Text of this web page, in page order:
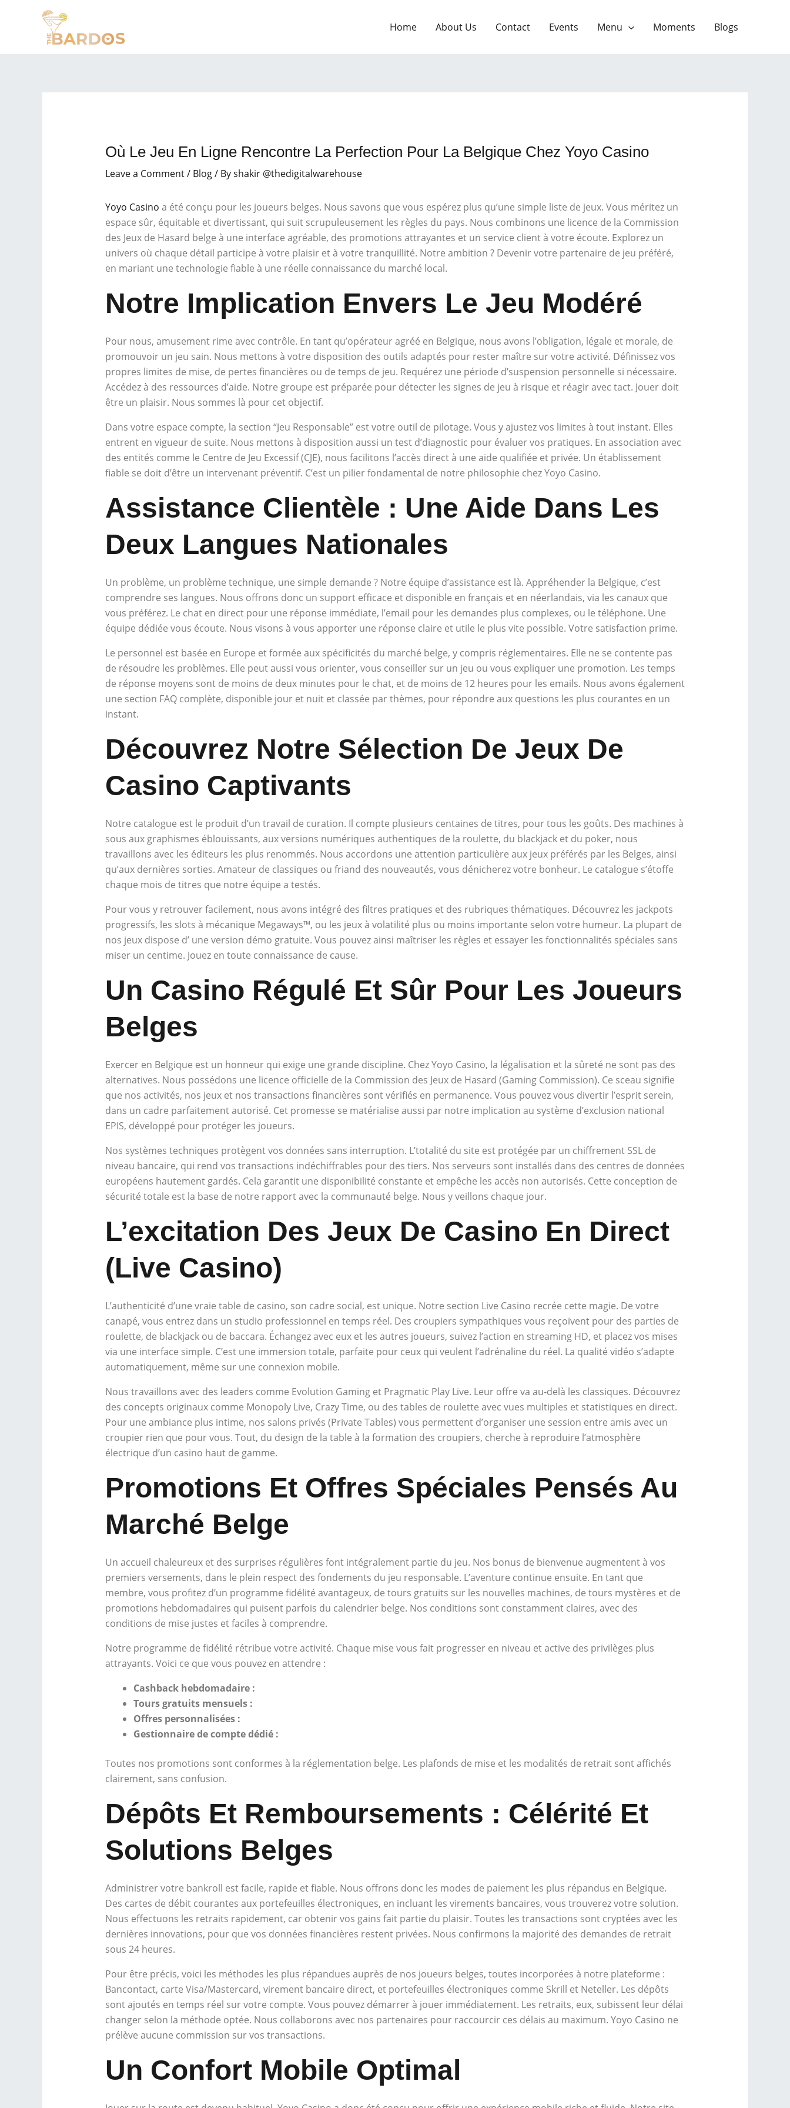
Home About Us Contact Events Menu Moments Blogs
Où Le Jeu En Ligne Rencontre La Perfection Pour La Belgique Chez Yoyo Casino
Leave a Comment/ Blog/ Byshakir @thedigitalwarehouse
Yoyo Casino a été conçu pour les joueurs belges. Nous savons que vous espérez plus qu’une simple liste de jeux. Vous méritez un
espace sûr, équitable et divertissant, qui suit scrupuleusement les règles du pays. Nous combinons une licence de la Commission
des Jeux de Hasard belge à une interface agréable, des promotions attrayantes et un service client à votre écoute. Explorez un
univers où chaque détail participe à votre plaisir et à votre tranquillité. Notre ambition ? Devenir votre partenaire de jeu préféré,
en mariant une technologie fiable à une réelle connaissance du marché local.
Notre Implication Envers Le Jeu Modéré
Pour nous, amusement rime avec contrôle. En tant qu’opérateur agréé en Belgique, nous avons l’obligation, légale et morale, de
promouvoir un jeu sain. Nous mettons à votre disposition des outils adaptés pour rester maître sur votre activité. Définissez vos
propres limites de mise, de pertes financières ou de temps de jeu. Requérez une période d’suspension personnelle si nécessaire.
Accédez à des ressources d’aide. Notre groupe est préparée pour détecter les signes de jeu à risque et réagir avec tact. Jouer doit
être un plaisir. Nous sommes là pour cet objectif.
Dans votre espace compte, la section “Jeu Responsable” est votre outil de pilotage. Vous y ajustez vos limites à tout instant. Elles
entrent en vigueur de suite. Nous mettons à disposition aussi un test d’diagnostic pour évaluer vos pratiques. En association avec
des entités comme le Centre de Jeu Excessif (CJE), nous facilitons l’accès direct à une aide qualifiée et privée. Un établissement
fiable se doit d’être un intervenant préventif. C’est un pilier fondamental de notre philosophie chez Yoyo Casino.
Assistance Clientèle : Une Aide Dans Les
Deux Langues Nationales
Un problème, un problème technique, une simple demande ? Notre équipe d’assistance est là. Appréhender la Belgique, c’est
comprendre ses langues. Nous offrons donc un support efficace et disponible en français et en néerlandais, via les canaux que
vous préférez. Le chat en direct pour une réponse immédiate, l’email pour les demandes plus complexes, ou le téléphone. Une
équipe dédiée vous écoute. Nous visons à vous apporter une réponse claire et utile le plus vite possible. Votre satisfaction prime.
Le personnel est basée en Europe et formée aux spécificités du marché belge, y compris réglementaires. Elle ne se contente pas
de résoudre les problèmes. Elle peut aussi vous orienter, vous conseiller sur un jeu ou vous expliquer une promotion. Les temps
de réponse moyens sont de moins de deux minutes pour le chat, et de moins de 12 heures pour les emails. Nous avons également
une section FAQ complète, disponible jour et nuit et classée par thèmes, pour répondre aux questions les plus courantes en un
instant.
Découvrez Notre Sélection De Jeux De
Casino Captivants
Notre catalogue est le produit d’un travail de curation. Il compte plusieurs centaines de titres, pour tous les goûts. Des machines à
sous aux graphismes éblouissants, aux versions numériques authentiques de la roulette, du blackjack et du poker, nous
travaillons avec les éditeurs les plus renommés. Nous accordons une attention particulière aux jeux préférés par les Belges, ainsi
qu’aux dernières sorties. Amateur de classiques ou friand des nouveautés, vous dénicherez votre bonheur. Le catalogue s’étoffe
chaque mois de titres que notre équipe a testés.
Pour vous y retrouver facilement, nous avons intégré des filtres pratiques et des rubriques thématiques. Découvrez les jackpots
progressifs, les slots à mécanique Megaways™, ou les jeux à volatilité plus ou moins importante selon votre humeur. La plupart de
nos jeux dispose d’ une version démo gratuite. Vous pouvez ainsi maîtriser les règles et essayer les fonctionnalités spéciales sans
miser un centime. Jouez en toute connaissance de cause.
Un Casino Régulé Et Sûr Pour Les Joueurs
Belges
Exercer en Belgique est un honneur qui exige une grande discipline. Chez Yoyo Casino, la légalisation et la sûreté ne sont pas des
alternatives. Nous possédons une licence officielle de la Commission des Jeux de Hasard (Gaming Commission). Ce sceau signifie
que nos activités, nos jeux et nos transactions financières sont vérifiés en permanence. Vous pouvez vous divertir l’esprit serein,
dans un cadre parfaitement autorisé. Cet promesse se matérialise aussi par notre implication au système d’exclusion national
EPIS, développé pour protéger les joueurs.
Nos systèmes techniques protègent vos données sans interruption. L’totalité du site est protégée par un chiffrement SSL de
niveau bancaire, qui rend vos transactions indéchiffrables pour des tiers. Nos serveurs sont installés dans des centres de données
européens hautement gardés. Cela garantit une disponibilité constante et empêche les accès non autorisés. Cette conception de
sécurité totale est la base de notre rapport avec la communauté belge. Nous y veillons chaque jour.
L’excitation Des Jeux De Casino En Direct
(Live Casino)
L’authenticité d’une vraie table de casino, son cadre social, est unique. Notre section Live Casino recrée cette magie. De votre
canapé, vous entrez dans un studio professionnel en temps réel. Des croupiers sympathiques vous reçoivent pour des parties de
roulette, de blackjack ou de baccara. Échangez avec eux et les autres joueurs, suivez l’action en streaming HD, et placez vos mises
via une interface simple. C’est une immersion totale, parfaite pour ceux qui veulent l’adrénaline du réel. La qualité vidéo s’adapte
automatiquement, même sur une connexion mobile.
Nous travaillons avec des leaders comme Evolution Gaming et Pragmatic Play Live. Leur offre va au-delà les classiques. Découvrez
des concepts originaux comme Monopoly Live, Crazy Time, ou des tables de roulette avec vues multiples et statistiques en direct.
Pour une ambiance plus intime, nos salons privés (Private Tables) vous permettent d’organiser une session entre amis avec un
croupier rien que pour vous. Tout, du design de la table à la formation des croupiers, cherche à reproduire l’atmosphère
électrique d’un casino haut de gamme.
Promotions Et Offres Spéciales Pensés Au
Marché Belge
Un accueil chaleureux et des surprises régulières font intégralement partie du jeu. Nos bonus de bienvenue augmentent à vos
premiers versements, dans le plein respect des fondements du jeu responsable. L’aventure continue ensuite. En tant que
membre, vous profitez d’un programme fidélité avantageux, de tours gratuits sur les nouvelles machines, de tours mystères et de
promotions hebdomadaires qui puisent parfois du calendrier belge. Nos conditions sont constamment claires, avec des
conditions de mise justes et faciles à comprendre.
Notre programme de fidélité rétribue votre activité. Chaque mise vous fait progresser en niveau et active des privilèges plus
attrayants. Voici ce que vous pouvez en attendre :
Cashback hebdomadaire :
Tours gratuits mensuels :
Offres personnalisées :
Gestionnaire de compte dédié :
Toutes nos promotions sont conformes à la réglementation belge. Les plafonds de mise et les modalités de retrait sont affichés
clairement, sans confusion.
Dépôts Et Remboursements : Célérité Et
Solutions Belges
Administrer votre bankroll est facile, rapide et fiable. Nous offrons donc les modes de paiement les plus répandus en Belgique.
Des cartes de débit courantes aux portefeuilles électroniques, en incluant les virements bancaires, vous trouverez votre solution.
Nous effectuons les retraits rapidement, car obtenir vos gains fait partie du plaisir. Toutes les transactions sont cryptées avec les
dernières innovations, pour que vos données financières restent privées. Nous confirmons la majorité des demandes de retrait
sous 24 heures.
Pour être précis, voici les méthodes les plus répandues auprès de nos joueurs belges, toutes incorporées à notre plateforme :
Bancontact, carte Visa/Mastercard, virement bancaire direct, et portefeuilles électroniques comme Skrill et Neteller. Les dépôts
sont ajoutés en temps réel sur votre compte. Vous pouvez démarrer à jouer immédiatement. Les retraits, eux, subissent leur délai
changer selon la méthode optée. Nous collaborons avec nos partenaires pour raccourcir ces délais au maximum. Yoyo Casino ne
prélève aucune commission sur vos transactions.
Un Confort Mobile Optimal
Post
navigation